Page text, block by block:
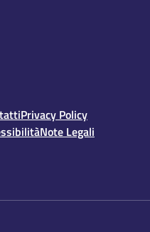
Privacy Policy
Note Legali